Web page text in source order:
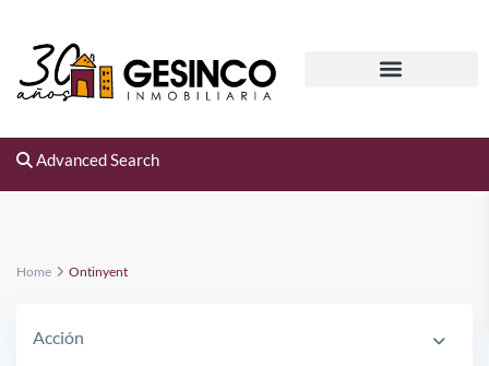
Advanced Search
Home Ontinyent
Acción